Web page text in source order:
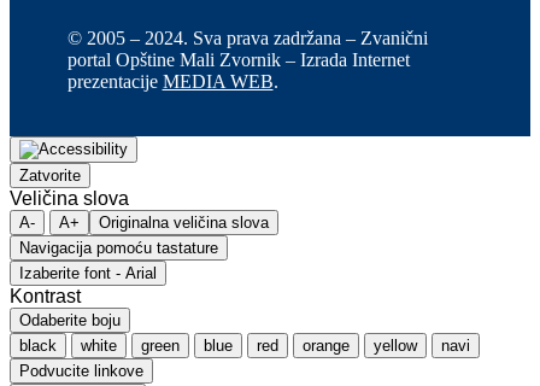
© 2005 – 2024. Sva prava zadržana – Zvanični
portal Opštine Mali Zvornik – Izrada Internet
prezentacije MEDIA WEB.
Zatvorite
Veličina slova
A- A+
Originalna veličina slova
Navigacija pomoću tastature
Izaberite font - Arial
Kontrast
Odaberite boju
black
white green blue red orange yellow
navi
Podvucite linkove